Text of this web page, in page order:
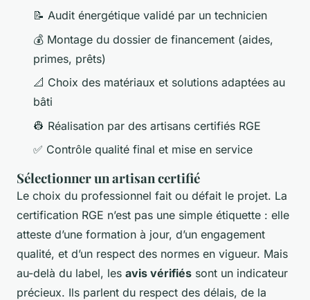
📝 Audit énergétique validé par un technicien
💰 Montage du dossier de financement (aides,
primes, prêts)
📐 Choix des matériaux et solutions adaptées au
bâti
👷 Réalisation par des artisans certifiés RGE
✅ Contrôle qualité final et mise en service
Sélectionner un artisan certifié
Le choix du professionnel fait ou défait le projet. La
certification RGE n’est pas une simple étiquette : elle
atteste d’une formation à jour, d’un engagement
qualité, et d’un respect des normes en vigueur. Mais
au-delà du label, les avis vérifiés sont un indicateur
précieux. Ils parlent du respect des délais, de la